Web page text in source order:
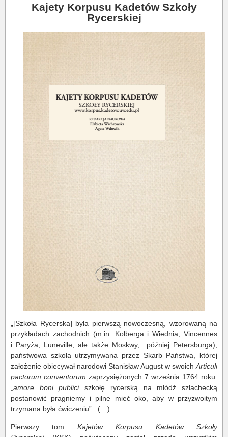
Kajety Korpusu Kadetów Szkoły
Rycerskiej
„[Szkoła Rycerska] była pierwszą nowoczesną, wzorowaną na
przykładach zachodnich (m.in. Kolberga i Wiednia, Vincennes
i Paryża, Luneville, ale także Moskwy, później Petersburga),
państwowa szkoła utrzymywana przez Skarb Państwa, której
założenie obiecywał narodowi Stanisław August w swoich Articuli
pactorum conventorum zaprzysiężonych 7 września 1764 roku:
amore boni publiciszkołę rycerską na młódź szlachecką
postanowić pragniemy i pilne mieć oko, aby w przyzwoitym
trzymana była ćwiczeniu”. (…)
Pierwszy tom Kajetów Korpusu Kadetów Szkoły